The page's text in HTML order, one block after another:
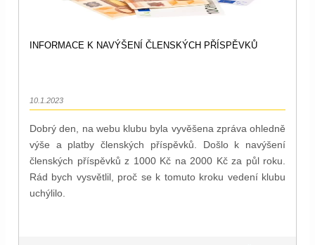
INFORMACE K NAVÝŠENÍ ČLENSKÝCH PŘÍSPĚVKŮ
10.1.2023
Dobrý den, na webu klubu byla vyvěšena zpráva ohledně
výše a platby členských příspěvků. Došlo k navýšení
členských příspěvků z 1000 Kč na 2000 Kč za půl roku.
Rád bych vysvětlil, proč se k tomuto kroku vedení klubu
uchýlilo.